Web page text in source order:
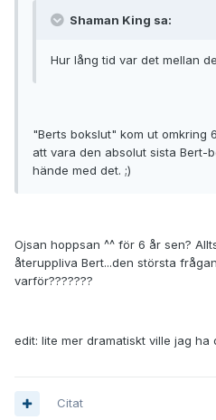
Shaman King sa:
Hur lång tid var det mellan
"Berts bokslut" kom ut omkring
att vara den absolut sista Bert-
hände med det. ;)
Ojsan hoppsan ^^ för 6 år sen?
återuppliva Bert...den största
varför???????
edit: lite mer dramatiskt ville jag ha
Citat